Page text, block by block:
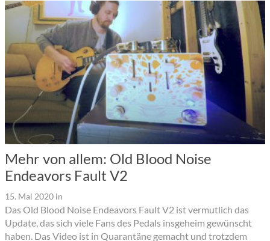
Mehr von allem: Old Blood Noise
Endeavors Fault V2
15. Mai 2020 in
Das Old Blood Noise Endeavors Fault V2 ist vermutlich das
Update, das sich viele Fans des Pedals insgeheim gewünscht
haben. Das Video ist in Quarantäne gemacht und trotzdem